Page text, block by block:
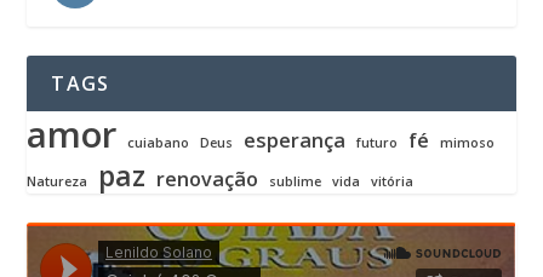
TAGS
amor cuiabano Deus esperança futuro fé mimoso
Natureza paz renovação sublime vida vitória